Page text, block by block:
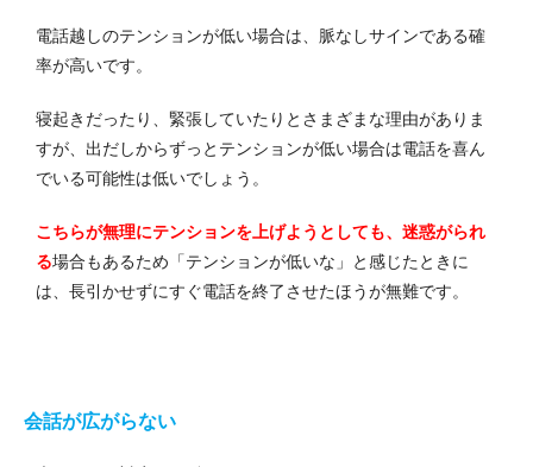
電話越しのテンションが低い場合は、脈なしサインである確
率が高いです。
寝起きだったり、緊張していたりとさまざまな理由がありま
すが、出だしからずっとテンションが低い場合は電話を喜ん
でいる可能性は低いでしょう。
こちらが無理にテンションを上げようとしても、迷惑がられ
る場合もあるため「テンションが低いな」と感じたときに
は、長引かせずにすぐ電話を終了させたほうが無難です。
会話が広がらない